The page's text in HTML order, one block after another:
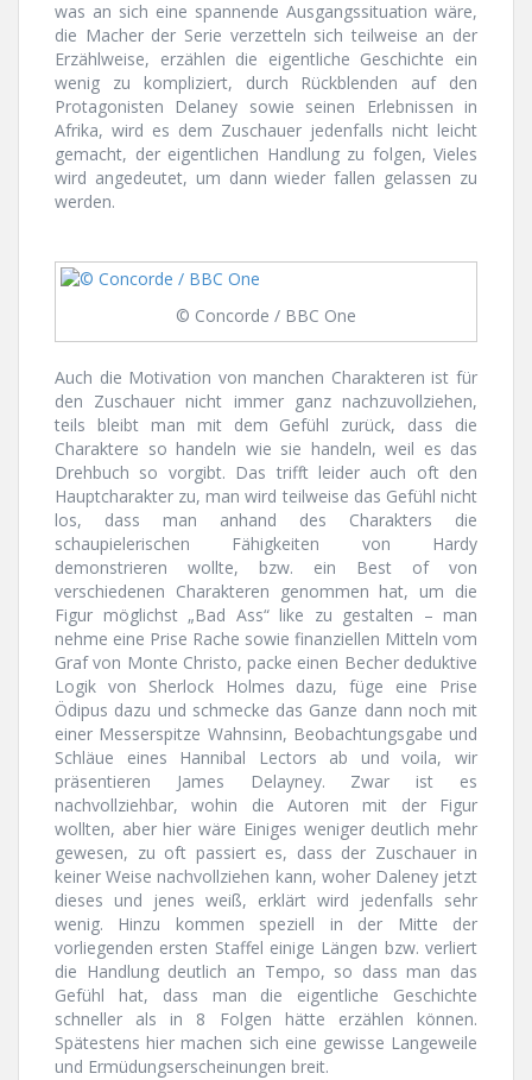
was an sich eine spannende Ausgangssituation wäre,
die Macher der Serie verzetteln sich teilweise an der
Erzählweise, erzählen die eigentliche Geschichte ein
wenig zu kompliziert, durch Rückblenden auf den
Protagonisten Delaney sowie seinen Erlebnissen in
Afrika, wird es dem Zuschauer jedenfalls nicht leicht
gemacht, der eigentlichen Handlung zu folgen, Vieles
wird angedeutet, um dann wieder fallen gelassen zu
werden.
© Concorde / BBC One
Auch die Motivation von manchen Charakteren ist für
den Zuschauer nicht immer ganz nachzuvollziehen,
teils bleibt man mit dem Gefühl zurück, dass die
Charaktere so handeln wie sie handeln, weil es das
Drehbuch so vorgibt. Das trifft leider auch oft den
Hauptcharakter zu, man wird teilweise das Gefühl nicht
los, dass man anhand des Charakters die
schaupielerischen Fähigkeiten von Hardy
demonstrieren wollte, bzw. ein Best of von
verschiedenen Charakteren genommen hat, um die
Figur möglichst „Bad Ass“ like zu gestalten – man
nehme eine Prise Rache sowie finanziellen Mitteln vom
Graf von Monte Christo, packe einen Becher deduktive
Logik von Sherlock Holmes dazu, füge eine Prise
Ödipus dazu und schmecke das Ganze dann noch mit
einer Messerspitze Wahnsinn, Beobachtungsgabe und
Schläue eines Hannibal Lectors ab und voila, wir
präsentieren James Delayney. Zwar ist es
nachvollziehbar, wohin die Autoren mit der Figur
wollten, aber hier wäre Einiges weniger deutlich mehr
gewesen, zu oft passiert es, dass der Zuschauer in
keiner Weise nachvollziehen kann, woher Daleney jetzt
dieses und jenes weiß, erklärt wird jedenfalls sehr
wenig. Hinzu kommen speziell in der Mitte der
vorliegenden ersten Staffel einige Längen bzw. verliert
die Handlung deutlich an Tempo, so dass man das
Gefühl hat, dass man die eigentliche Geschichte
schneller als in 8 Folgen hätte erzählen können.
Spätestens hier machen sich eine gewisse Langeweile
und Ermüdungserscheinungen breit.